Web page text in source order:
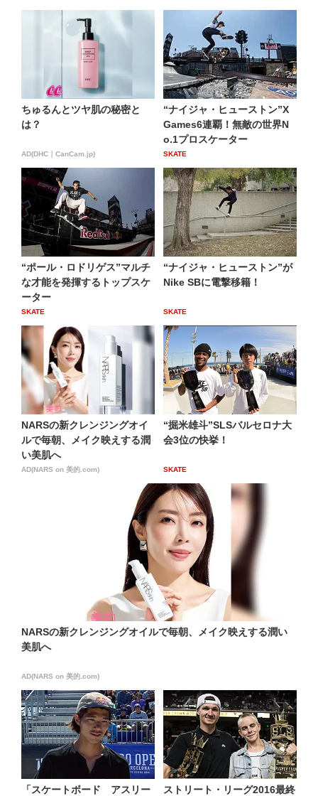
ちゅるんとツヤ肌の秘密と
は？
AD(DHC｜CanCam.jp)
“ナイジャ・ヒューストン”X
Games6連覇！無敵の世界N
o.1プロスケーター
SKATE
“ポール・ロドリゲス”マルチ
な才能を発揮するトップスケ
ーター
SKATE
“ナイジャ・ヒューストン”が
Nike SBに電撃移籍！
SKATE
NARSの新クレンジングオイ
ルで毎朝、メイク映えする潤
い美肌へ
AD(NARS on 美的.com)
“掘米雄斗”SLSバルセロナ大
会3位の快挙！
SKATE
NARSの新クレンジングオイルで毎朝、メイク映えする潤い
美肌へ
AD(NARS on 美的.com)
「スケートボード アスリー
ストリート・リーグ2016最終